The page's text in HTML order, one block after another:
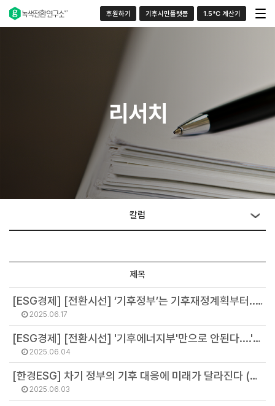
후원하기 기후시민플랫폼 1.5°C 계산기
리서치
칼럼
제목
[ESG경제] [전환시선] ‘기후정부’는 기후재정계획부터...'기후재정' 청사진 제시해야 (최기원 선임연구원)
2025.06.17
[ESG경제] [전환시선] '기후에너지부'만으로 안된다....'기후투자공사' 설립해야 (김병권 연구위원)
2025.06.04
[한경ESG] 차기 정부의 기후 대응에 미래가 달라진다 (이유진 소장)
2025.06.03